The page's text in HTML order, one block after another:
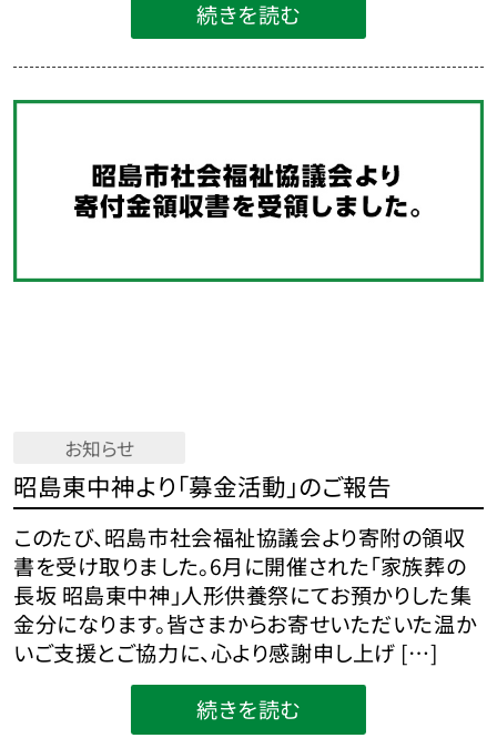
続きを読む
お知らせ
昭島東中神より「募金活動」のご報告
このたび、昭島市社会福祉協議会より寄附の領収
書を受け取りました。6月に開催された「家族葬の
長坂 昭島東中神」人形供養祭にてお預かりした集
金分になります。皆さまからお寄せいただいた温か
いご支援とご協力に、心より感謝申し上げ […]
続きを読む